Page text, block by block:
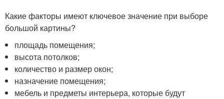
Какие факторы имеют ключевое значение при выборе
большой картины?
площадь помещения;
высота потолков;
количество и размер окон;
назначение помещения;
мебель и предметы интерьера, которые будут